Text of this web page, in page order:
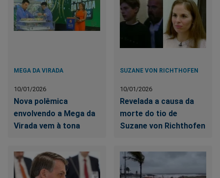
MEGA DA VIRADA
10/01/2026
Nova polêmica
envolvendo a Mega da
Virada vem à tona
SUZANE VON RICHTHOFEN
10/01/2026
Revelada a causa da
morte do tio de
Suzane von Richthofen